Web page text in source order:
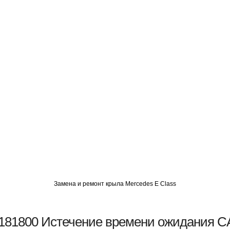
Замена и ремонт крыла Mercedes E Class
Истечение времени ожидания